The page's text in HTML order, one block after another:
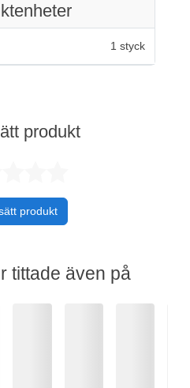
1 styck
produkt
produkt
tittade även på